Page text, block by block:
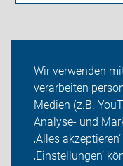
Wir verwenden
verarbeiten
Medien (z.B.
Analyse- und
‚Alles
‚Einstellungen‘
Feierabendtouren
Sei dabei
Presse